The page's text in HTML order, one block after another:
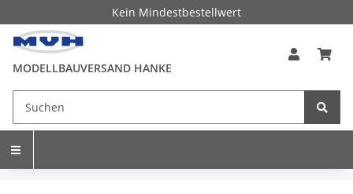
Kein Mindestbestellwert
MODELLBAUVERSAND HANKE